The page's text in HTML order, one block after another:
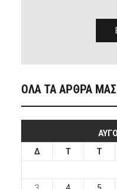
ΟΛΑ ΤΑ ΑΡΘΡΑ
Δ
Τ Τ